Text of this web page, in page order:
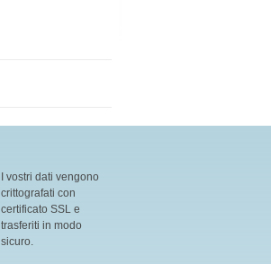
I vostri dati vengono
crittografati con
certificato SSL e
trasferiti in modo
sicuro.